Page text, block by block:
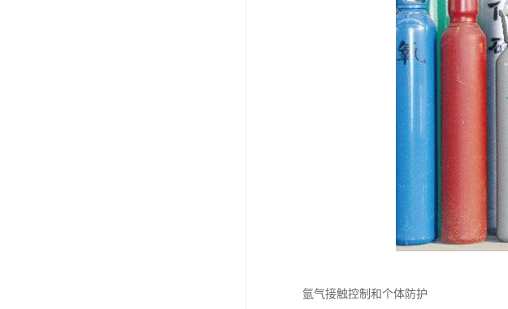
氩气接触控制和个体防护